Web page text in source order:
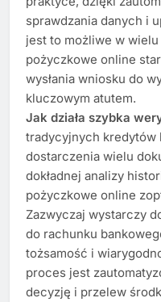
sprawdzania danych i
jest to możliwe w
pożyczkowe online
wysłania wniosku do
kluczowym atutem.
Jak działa szybka
tradycyjnych kredytów
dostarczenia wielu
dokładnej analizy
pożyczkowe online
Zazwyczaj wystarczy
do rachunku
tożsamość i
proces jest
decyzję i przelew